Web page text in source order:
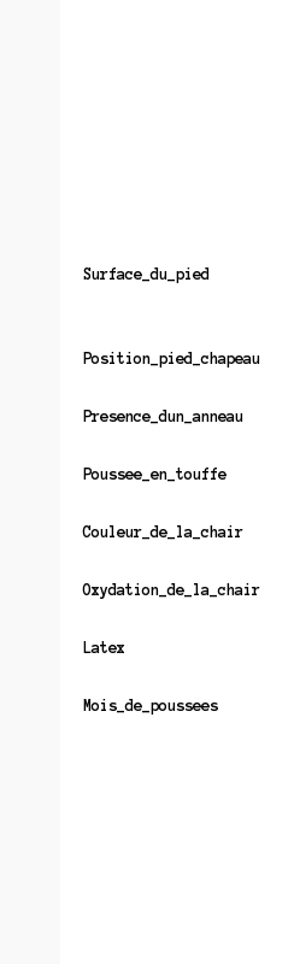
Surface_du_pied
Position_pied_chapeau
Presence_dun_anneau
Poussee_en_touffe
Couleur_de_la_chair
Oxydation_de_la_chair
Latex
Mois_de_poussees